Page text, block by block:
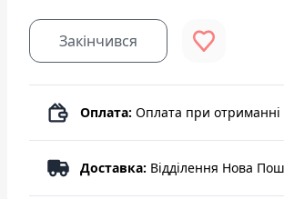
Закінчився
Оплата: Оплата при отриманні
Доставка: Відділення Нова